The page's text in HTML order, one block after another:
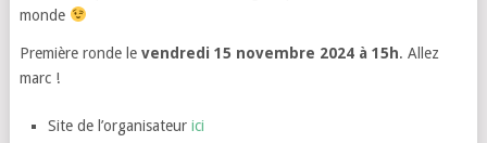
monde
Première ronde le vendredi 15 novembre 2024 à 15h. Allez
marc !
Site de l’organisateurici